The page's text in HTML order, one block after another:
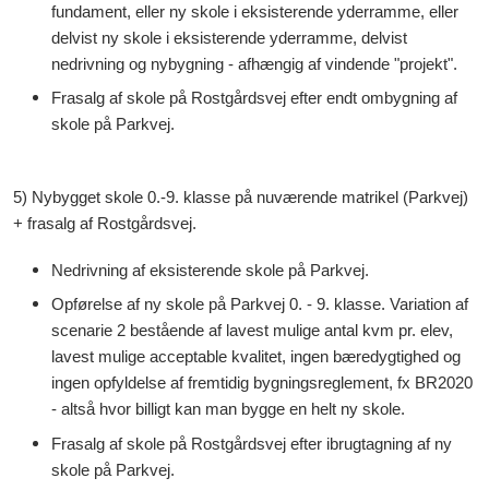
fundament, eller ny skole i eksisterende yderramme, eller
delvist ny skole i eksisterende yderramme, delvist
nedrivning og nybygning - afhængig af vindende "projekt".
Frasalg af skole på Rostgårdsvej efter endt ombygning af
skole på Parkvej.
5) Nybygget skole 0.-9. klasse på nuværende matrikel (Parkvej)
+ frasalg af Rostgårdsvej.
Nedrivning af eksisterende skole på Parkvej.
Opførelse af ny skole på Parkvej 0. - 9. klasse. Variation af
scenarie 2 bestående af lavest mulige antal kvm pr. elev,
lavest mulige acceptable kvalitet, ingen bæredygtighed og
ingen opfyldelse af fremtidig bygningsreglement, fx BR2020
- altså hvor billigt kan man bygge en helt ny skole.
Frasalg af skole på Rostgårdsvej efter ibrugtagning af ny
skole på Parkvej.